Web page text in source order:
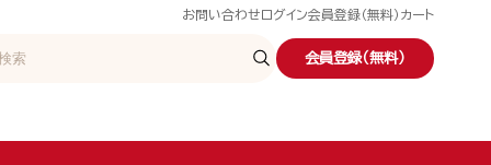
お問い合わせ ログイン会員登録（無料） カート
会員登録（無料）